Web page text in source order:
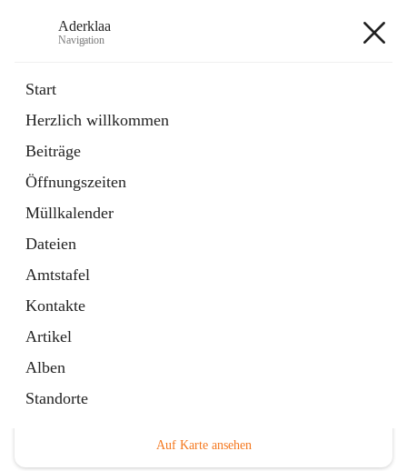
Aderklaa
Navigation
Start
Herzlich willkommen
Beiträge
Öffnungszeiten
Müllkalender
Dateien
Amtstafel
Kontakte
Artikel
Alben
Standorte
6 Schnellzugriffe
Gemeinde
3 Schnellzugriffe
Auf Karte ansehen